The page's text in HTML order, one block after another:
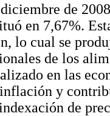
de
en 7,67%.
lo cual se
de los
en las
y
de